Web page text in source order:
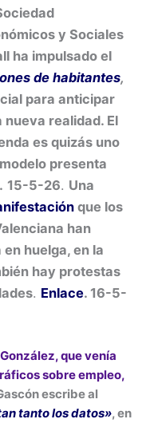
y Sociales
ha impulsado el
de habitantes,
para anticipar
realidad. El
es quizás uno
presenta
. 15-5-26. Una
que los
han
huelga, en la
hay protestas
. Enlace. 16-5-
que venía
sobre empleo,
escribe al
tanto los datos», en